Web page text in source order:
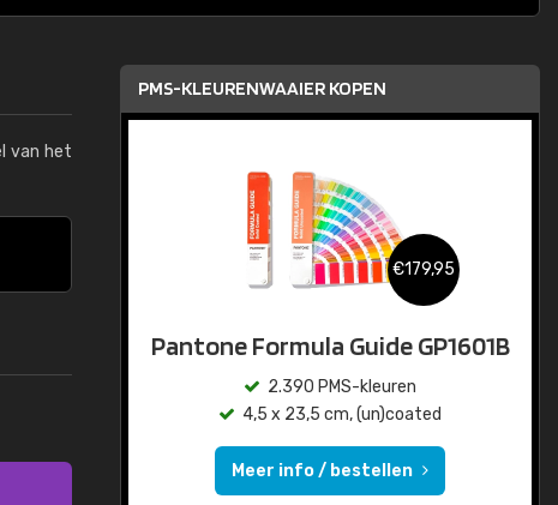
van het
PMS-KLEURENWAAIER KOPEN
€179,95
Pantone Formula Guide GP1601B
2.390 PMS-kleuren
4,5 x 23,5 cm, (un)coated
Meer info / bestellen